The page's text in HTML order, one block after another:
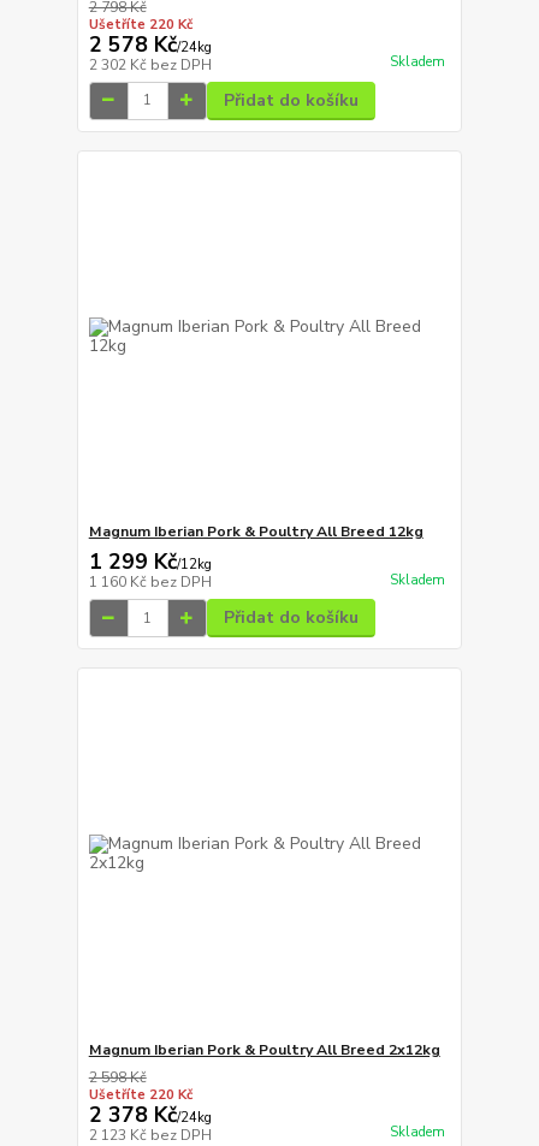
2 798 Kč
Ušetříte 220 Kč
2 578 Kč/24kg
2 302 Kč bez DPH Skladem
Přidat do košíku
Magnum Iberian Pork & Poultry All Breed 12kg
1 299 Kč/12kg
1 160 Kč bez DPH Skladem
Přidat do košíku
Magnum Iberian Pork & Poultry All Breed 2x12kg
2 598 Kč
Ušetříte 220 Kč
2 378 Kč/24kg
2 123 Kč bez DPH Skladem